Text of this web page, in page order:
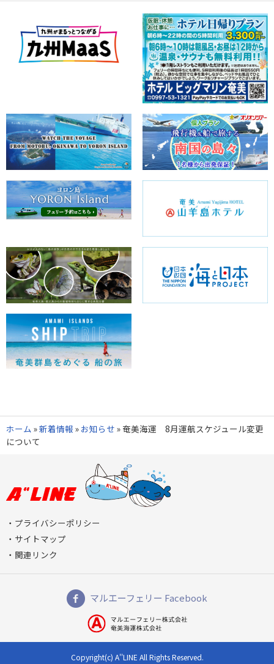
ホーム »新着情報 » お知らせ » 奄美海運 8月運航スケジュール変更
について
プライバシーポリシー
サイトマップ
関連リンク
マルエーフェリー Facebook
Copyright(c) A''LINE All Rights Reserved.